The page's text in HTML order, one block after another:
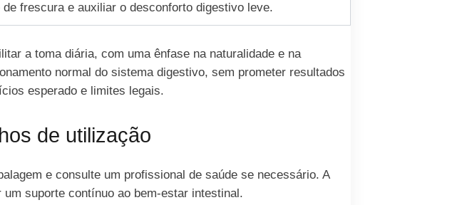
frescura e auxiliar o desconforto digestivo leve.
a toma diária, com uma ênfase na naturalidade e na
normal do sistema digestivo, sem prometer resultados
esperado e limites legais.
de utilização
e consulte um profissional de saúde se necessário. A
suporte contínuo ao bem-estar intestinal.